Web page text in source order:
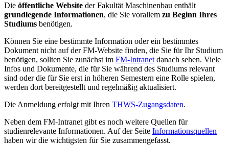
Die öffentliche Website der Fakultät Maschinenbau enthält
grundlegende Informationen, die Sie vorallem zu Beginn Ihres
Studiums benötigen.
Können Sie eine bestimmte Information oder ein bestimmtes
Dokument nicht auf der FM-Website finden, die Sie für Ihr Studium
benötigen, sollten Sie zunächst im FM-Intranet danach sehen. Viele
Infos und Dokumente, die für Sie während des Studiums relevant
sind oder die für Sie erst in höheren Semestern eine Rolle spielen,
werden dort bereitgestellt und regelmäßig aktualisiert.
Die Anmeldung erfolgt mit Ihren THWS-Zugangsdaten.
Neben dem FM-Intranet gibt es noch weitere Quellen für
studienrelevante Informationen. Auf der Seite Informationsquellen
haben wir die wichtigsten für Sie zusammengefasst.